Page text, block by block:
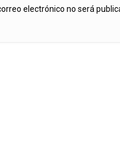
electrónico no será